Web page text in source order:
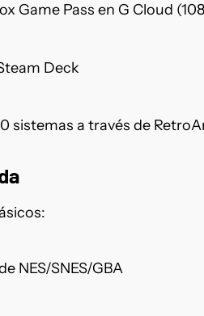
Game Pass en G Cloud
Deck
sistemas a través de
NES/SNES/GBA